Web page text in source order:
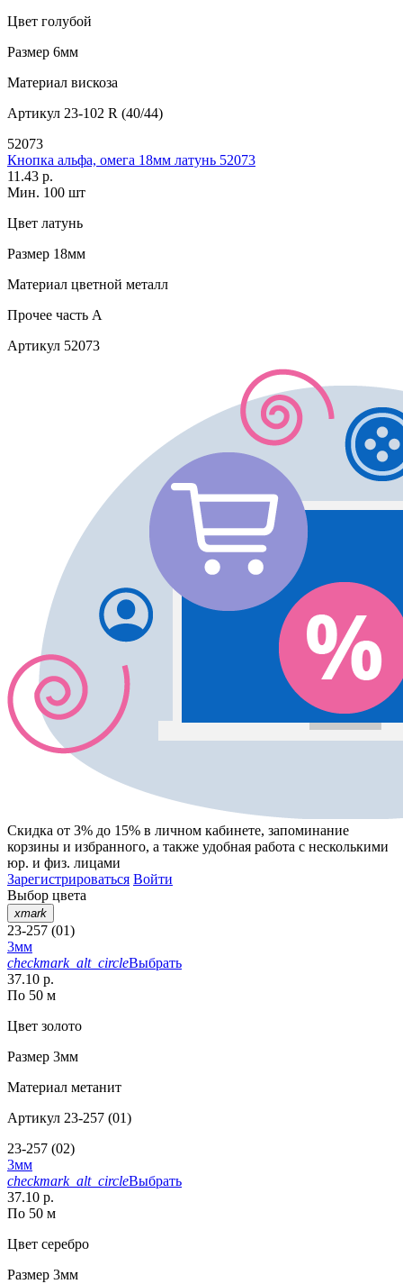
Цвет голубой
Размер 6мм
Материал вискоза
Артикул 23-102 R (40/44)
52073
Кнопка альфа, омега 18мм латунь 52073
11.43 р.
Мин. 100 шт
Цвет латунь
Размер 18мм
Материал цветной металл
Прочее часть A
Артикул 52073
Скидка от 3% до 15% в личном кабинете, запоминание
корзины и избранного, а также удобная работа с несколькими
юр. и физ. лицами
Зарегистрироваться Войти
Выбор цвета
xmark
23-257 (01)
3мм
checkmark_alt_circleВыбрать
37.10 р.
По 50 м
Цвет золото
Размер 3мм
Материал метанит
Артикул 23-257 (01)
23-257 (02)
3мм
checkmark_alt_circleВыбрать
37.10 р.
По 50 м
Цвет серебро
Размер 3мм